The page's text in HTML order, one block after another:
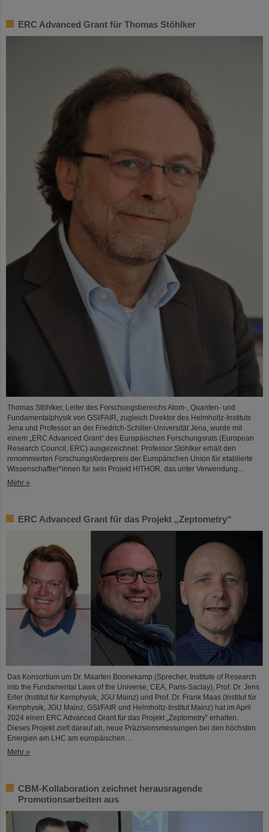
ERC Advanced Grant für Thomas Stöhlker
Thomas Stöhlker, Leiter des Forschungsbereichs Atom-, Quanten- und
Fundamentalphysik von GSI/FAIR, zugleich Direktor des Helmholtz-Instituts
Jena und Professor an der Friedrich-Schiller-Universität Jena, wurde mit
einem „ERC Advanced Grant“ des Europäischen Forschungsrats (European
Research Council, ERC) ausgezeichnet. Professor Stöhlker erhält den
renommierten Forschungsförderpreis der Europäischen Union für etablierte
Wissenschaftler*innen für sein Projekt HITHOR, das unter Verwendung…
Mehr »
ERC Advanced Grant für das Projekt „Zeptometry“
Das Konsortium um Dr. Maarten Boonekamp (Sprecher, Institute of Research
into the Fundamental Laws of the Universe, CEA, Paris-Saclay), Prof. Dr. Jens
Erler (Institut für Kernphysik, JGU Mainz) und Prof. Dr. Frank Maas (Institut für
Kernphysik, JGU Mainz, GSI/FAIR und Helmholtz-Institut Mainz) hat im April
2024 einen ERC Advanced Grant für das Projekt „Zeptometry” erhalten.
Dieses Projekt zielt darauf ab, neue Präzisionsmessungen bei den höchsten
Energien am LHC am europäischen…
Mehr »
CBM-Kollaboration zeichnet herausragende
Promotionsarbeiten aus